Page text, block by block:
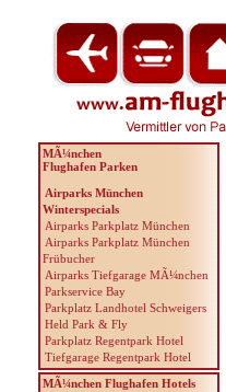
MÃ¼nchen
Flughafen Parken
Airparks München
Winterspecials
Airparks Parkplatz München
Airparks Parkplatz München
Frübucher
Airparks Tiefgarage MÃ¼nchen
Parkservice Bay
Parkplatz Landhotel Schweigers
Held Park & Fly
Parkplatz Regentpark Hotel
Tiefgarage Regentpark Hotel
MÃ¼nchen Flughafen Hotels